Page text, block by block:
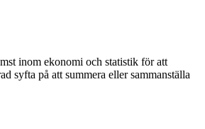
inom ekonomi och statistik för att
syfta på att summera eller sammanställa